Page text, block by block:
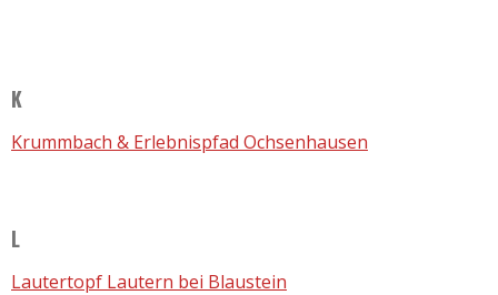
K
Krummbach & Erlebnispfad Ochsenhausen
L
Lautertopf Lautern bei Blaustein